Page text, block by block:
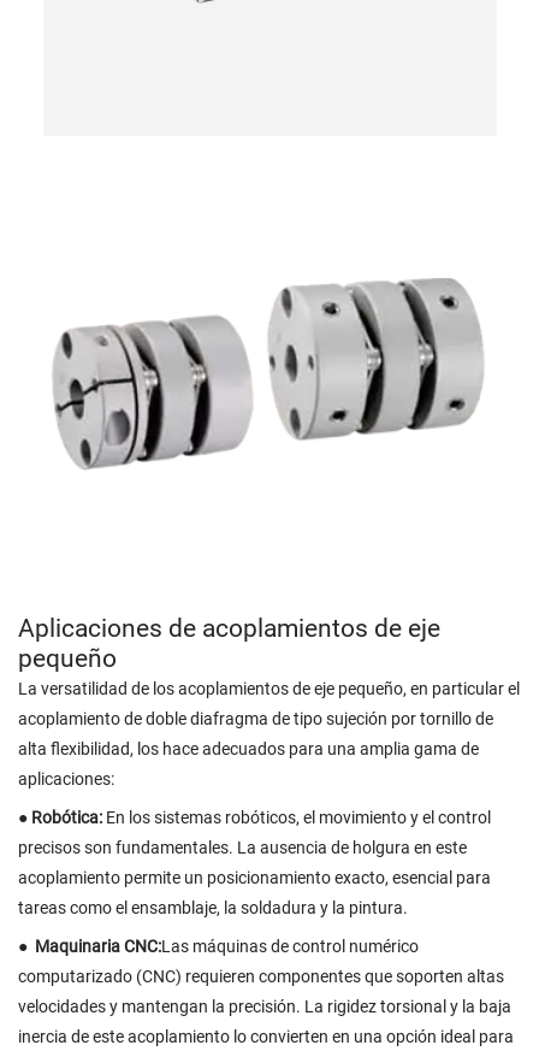
Aplicaciones de acoplamientos de eje
pequeño
La versatilidad de los acoplamientos de eje pequeño, en particular el
acoplamiento de doble diafragma de tipo sujeción por tornillo de
alta flexibilidad, los hace adecuados para una amplia gama de
aplicaciones:
● Robótica: En los sistemas robóticos, el movimiento y el control
precisos son fundamentales. La ausencia de holgura en este
acoplamiento permite un posicionamiento exacto, esencial para
tareas como el ensamblaje, la soldadura y la pintura.
● Maquinaria CNC:Las máquinas de control numérico
computarizado (CNC) requieren componentes que soporten altas
velocidades y mantengan la precisión. La rigidez torsional y la baja
inercia de este acoplamiento lo convierten en una opción ideal para